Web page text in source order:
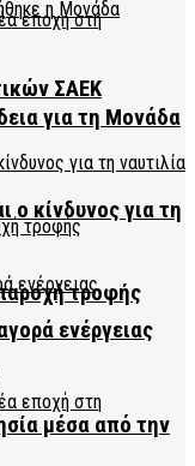
για τη Μονάδα
τροφής
ΣΑΕΚ
κίνδυνος για τη
ενέργειας
μέσα από την